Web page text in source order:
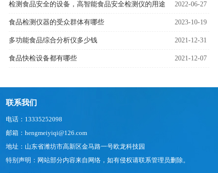
检测食品安全的设备，高智能食品安全检测仪的用途 2022-06-27
食品检测仪器的受众群体有哪些 2023-10-19
多功能食品综合分析仪多少钱 2021-12-31
食品快检设备都有哪些 2021-12-07
联系我们
电话：13335252098
邮箱：hengmeiyiqi@126.com
地址：山东省潍坊市高新区金马路一号欧龙科技园
特别声明：网站部分内容来自网络，如有侵权请联系管理员删除。